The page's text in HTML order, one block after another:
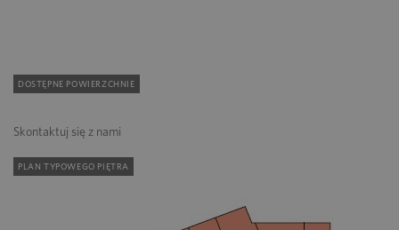
DOSTĘPNE POWIERZCHNIE
Skontaktuj się z nami
PLAN TYPOWEGO PIĘTRA